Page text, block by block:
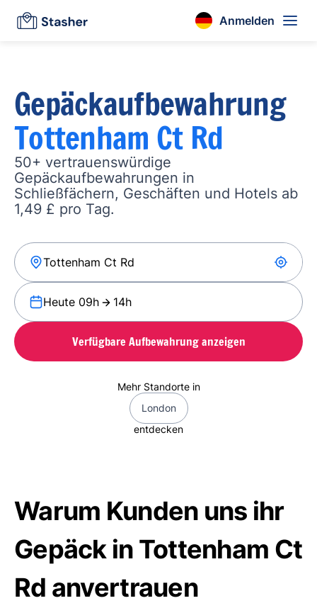
Anmelden
Gepäckaufbewahrung
Tottenham Ct Rd
50+ vertrauenswürdige
Gepäckaufbewahrungen in
Schließfächern, Geschäften und Hotels ab
1,49 £ pro Tag.
Heute 09h 14h
Verfügbare Aufbewahrung anzeigen
Mehr Standorte in
London
entdecken
Warum Kunden uns ihr
Gepäck in Tottenham Ct
Rd anvertrauen